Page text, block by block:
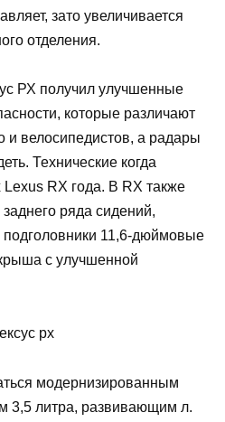
зато увеличивается
отделения.
РХ получил улучшенные
которые различают
и велосипедистов, а радары
Технические когда
RX года. В RX также
ряда сидений,
11,6-дюймовые
с улучшенной
модернизированным
3,5 литра, развивающим л.